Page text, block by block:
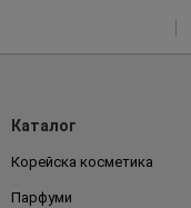
Каталог
Корейска косметика
Парфуми